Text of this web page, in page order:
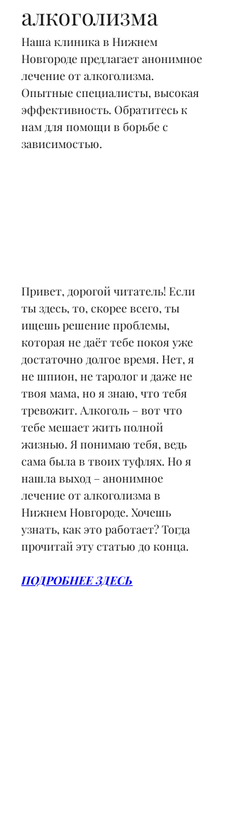
алкоголизма
Наша клиника в Нижнем
Новгороде предлагает анонимное
лечение от алкоголизма.
Опытные специалисты, высокая
эффективность. Обратитесь к
нам для помощи в борьбе с
зависимостью.
Привет, дорогой читатель! Если
ты здесь, то, скорее всего, ты
ищешь решение проблемы,
которая не даёт тебе покоя уже
достаточно долгое время. Нет, я
не шпион, не таролог и даже не
твоя мама, но я знаю, что тебя
тревожит. Алкоголь – вот что
тебе мешает жить полной
жизнью. Я понимаю тебя, ведь
сама была в твоих туфлях. Но я
нашла выход – анонимное
лечение от алкоголизма в
Нижнем Новгороде. Хочешь
узнать, как это работает? Тогда
прочитай эту статью до конца.
ПОДРОБНЕЕ ЗДЕСЬ